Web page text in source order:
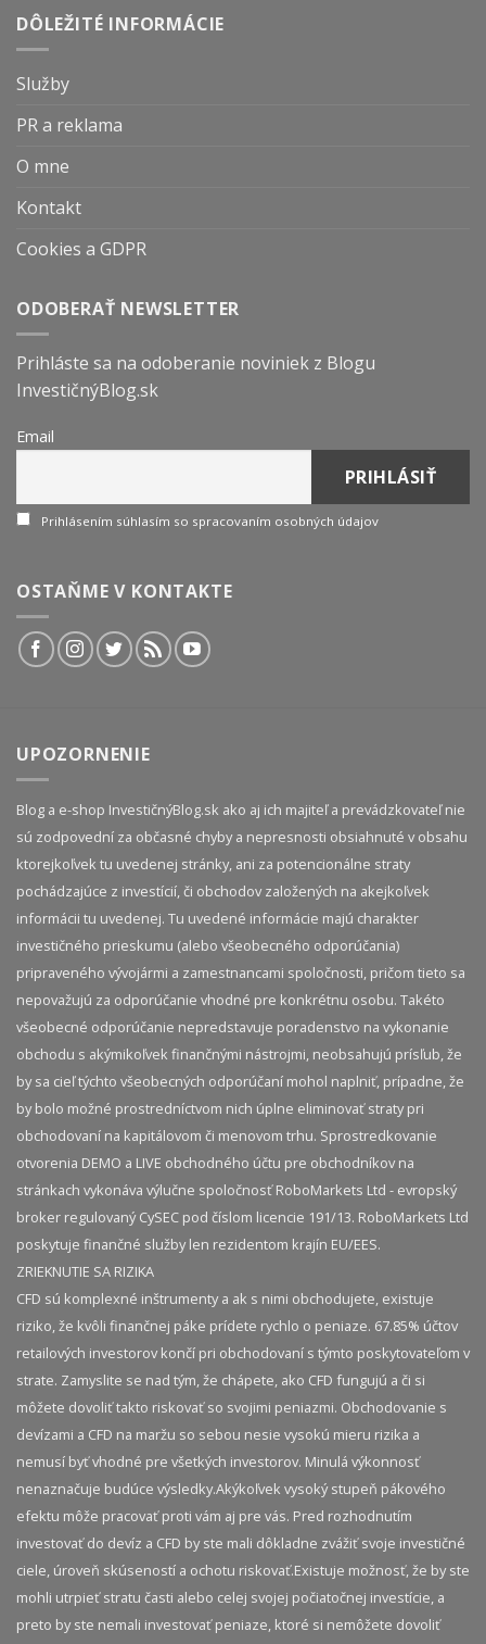
DÔLEŽITÉ INFORMÁCIE
Služby
PR a reklama
O mne
Kontakt
Cookies a GDPR
ODOBERAŤ NEWSLETTER
Prihláste sa na odoberanie noviniek z Blogu
InvestičnýBlog.sk
Email
Prihlásením súhlasím so spracovaním osobných údajov
OSTAŇME V KONTAKTE
UPOZORNENIE
Blog a e-shop InvestičnýBlog.sk ako aj ich majiteľ a prevádzkovateľ nie
sú zodpovední za občasné chyby a nepresnosti obsiahnuté v obsahu
ktorejkoľvek tu uvedenej stránky, ani za potencionálne straty
pochádzajúce z investícií, či obchodov založených na akejkoľvek
informácii tu uvedenej. Tu uvedené informácie majú charakter
investičného prieskumu (alebo všeobecného odporúčania)
pripraveného vývojármi a zamestnancami spoločnosti, pričom tieto sa
nepovažujú za odporúčanie vhodné pre konkrétnu osobu. Takéto
všeobecné odporúčanie nepredstavuje poradenstvo na vykonanie
obchodu s akýmikoľvek finančnými nástrojmi, neobsahujú prísľub, že
by sa cieľ týchto všeobecných odporúčaní mohol naplniť, prípadne, že
by bolo možné prostredníctvom nich úplne eliminovať straty pri
obchodovaní na kapitálovom či menovom trhu. Sprostredkovanie
otvorenia DEMO a LIVE obchodného účtu pre obchodníkov na
stránkach vykonáva výlučne spoločnosť RoboMarkets Ltd - evropský
broker regulovaný CySEC pod číslom licencie 191/13. RoboMarkets Ltd
poskytuje finančné služby len rezidentom krajín EU/EES.
ZRIEKNUTIE SA RIZIKA
CFD sú komplexné inštrumenty a ak s nimi obchodujete, existuje
riziko, že kvôli finančnej páke prídete rychlo o peniaze. 67.85% účtov
retailových investorov končí pri obchodovaní s týmto poskytovateľom v
strate. Zamyslite se nad tým, že chápete, ako CFD fungujú a či si
môžete dovoliť takto riskovať so svojimi peniazmi. Obchodovanie s
devízami a CFD na maržu so sebou nesie vysokú mieru rizika a
nemusí byť vhodné pre všetkých investorov. Minulá výkonnosť
nenaznačuje budúce výsledky.​ Akýkoľvek vysoký stupeň pákového
efektu môže pracovať proti vám aj pre vás. Pred rozhodnutím
investovať do devíz a CFD by ste mali dôkladne zvážiť svoje investičné
ciele, úroveň skúseností a ochotu riskovať.​ Existuje možnosť, že by ste
mohli utrpieť stratu časti alebo celej svojej počiatočnej investície, a
preto by ste nemali investovať peniaze, ktoré si nemôžete dovoliť